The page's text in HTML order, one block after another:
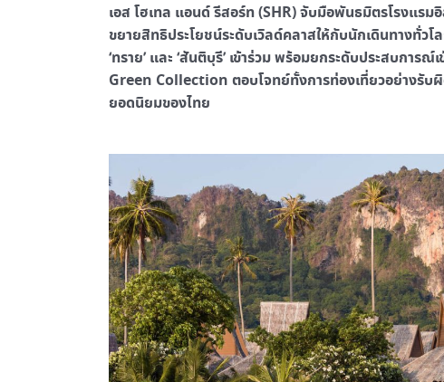
เอส โฮเทล แอนด์ รีสอร์ท (SHR) จับมือพันธมิตรโรงแ
ขยายสิทธิประโยชน์ระดับเวิลด์คลาสให้กับนักเดินทางทั่ว
‘ทราย’ และ ‘สันติบุรี’ เข้าร่วม พร้อมยกระดับประสบกา
Green Collection ตอบโจทย์ทั้งการท่องเที่ยวอย่างรับ
ยอดนิยมของไทย